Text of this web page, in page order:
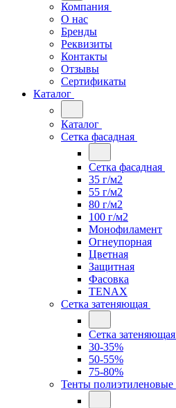
Компания
О нас
Бренды
Реквизиты
Контакты
Отзывы
Сертификаты
Каталог
Каталог
Сетка фасадная
Сетка фасадная
35 г/м2
55 г/м2
80 г/м2
100 г/м2
Монофиламент
Огнеупорная
Цветная
Защитная
Фасовка
TENAX
Сетка затеняющая
Сетка затеняющая
30-35%
50-55%
75-80%
Тенты полиэтиленовые